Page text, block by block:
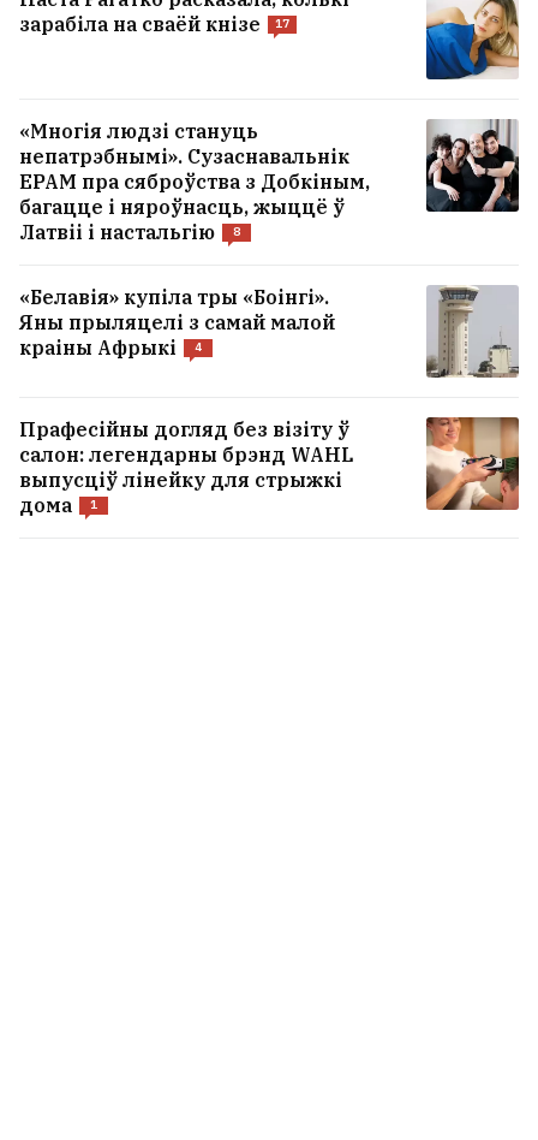
зарабіла на сваёй кнізе
17
«Многія людзі стануць
непатрэбнымі». Сузаснавальнік
EPAM пра сяброўства з Добкіным,
багацце і няроўнасць, жыццё ў
Латвіі і настальгію
8
«Белавія» купіла тры «Боінгі».
Яны прыляцелі з самай малой
краіны Афрыкі
4
Прафесійны догляд без візіту ў
салон: легендарны брэнд WAHL
выпусціў лінейку для стрыжкі
дома
1
У ліпені Расія яшчэ больш павялічыла
Зяленскі: Ракеты для Patriot могуць не
даваць, каб Украіна была больш
саступлівая
14
УСЕ НАВІНЫ →